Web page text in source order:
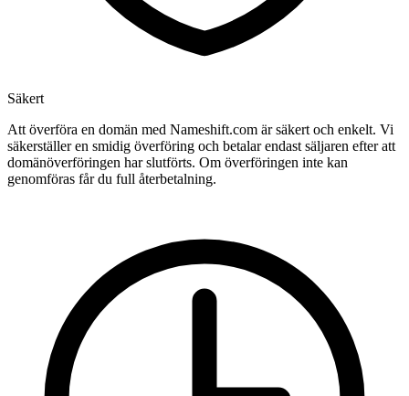
Säkert
Att överföra en domän med Nameshift.com är säkert och enkelt. Vi
säkerställer en smidig överföring och betalar endast säljaren efter att
domänöverföringen har slutförts. Om överföringen inte kan
genomföras får du full återbetalning.